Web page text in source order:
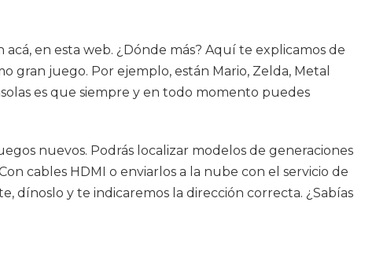
en esta web. ¿Dónde más? Aquí te explicamos de
juego. Por ejemplo, están Mario, Zelda, Metal
es que siempre y en todo momento puedes
nuevos. Podrás localizar modelos de generaciones
cables HDMI o enviarlos a la nube con el servicio de
dínoslo y te indicaremos la dirección correcta. ¿Sabías